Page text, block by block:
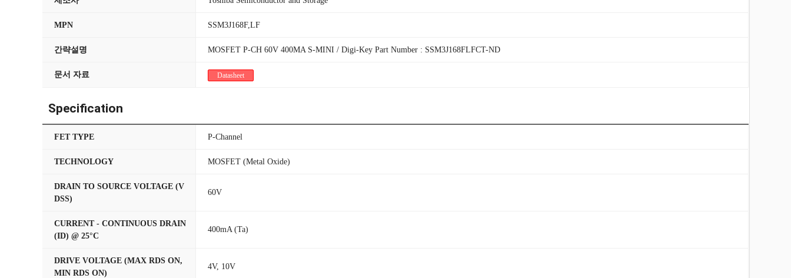
MPN SSM3J168F,LF
간략설명 MOSFET P-CH 60V 400MA S-MINI / Digi-Key Part Number : SSM3J168FLFCT-ND
문서 자료 Datasheet
Specification
FET TYPE P-Channel
TECHNOLOGY MOSFET (Metal Oxide)
DRAIN TO SOURCE VOLTAGE (V
DSS)
60V
CURRENT - CONTINUOUS DRAIN
(ID) @ 25°C
400mA (Ta)
DRIVE VOLTAGE (MAX RDS ON,
MIN RDS ON)
4V, 10V